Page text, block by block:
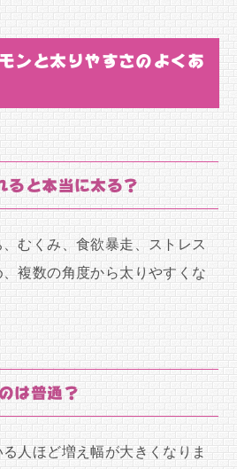
ンと太りやすさのよくあ
ると本当に太る？
むくみ、食欲暴走、ストレス
複数の角度から太りやすくな
は普通？
人ほど増え幅が大きくなりま